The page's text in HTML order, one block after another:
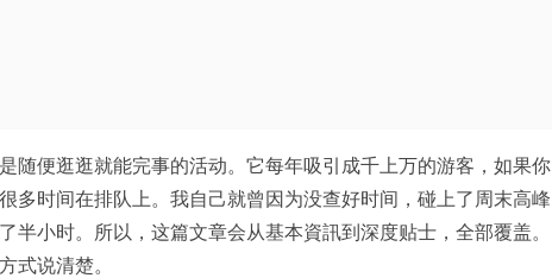
随便逛逛就能完事的活动。它每年吸引成千上万的游客，如果你
多时间在排队上。我自己就曾因为没查好时间，碰上了周末高峰
半小时。所以，这篇文章会从基本資訊到深度贴士，全部覆盖。
式说清楚。